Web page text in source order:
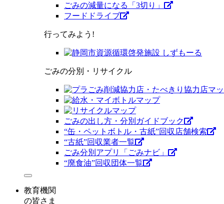
ごみの減量になる「3切り」
フードドライブ
行ってみよう!
ごみの分別・リサイクル
ごみの出し方・分別ガイドブック
“缶・ペットボトル・古紙”回収店舗検索
“古紙”回収業者一覧
ごみ分別アプリ「ごみナビ」
“廃食油”回収団体一覧
教育機関
の皆さま